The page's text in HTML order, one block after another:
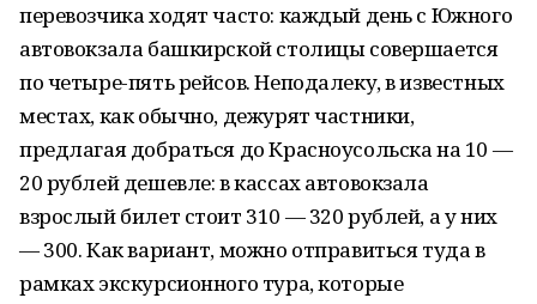
перевозчика ходят часто: каждый день с Южного
автовокзала башкирской столицы совершается
по четыре-пять рейсов. Неподалеку, в известных
местах, как обычно, дежурят частники,
предлагая добраться до Красноусольска на 10 —
20 рублей дешевле: в кассах автовокзала
взрослый билет стоит 310 — 320 рублей, а у них
— 300. Как вариант, можно отправиться туда в
рамках экскурсионного тура, которые